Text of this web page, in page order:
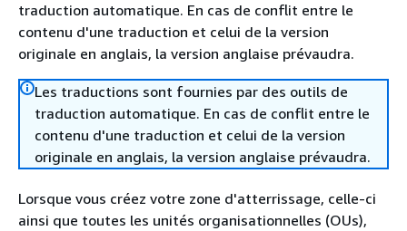
traduction automatique. En cas de conflit entre le
contenu d'une traduction et celui de la version
originale en anglais, la version anglaise prévaudra.
Les traductions sont fournies par des outils de
traduction automatique. En cas de conflit entre le
contenu d'une traduction et celui de la version
originale en anglais, la version anglaise prévaudra.
Lorsque vous créez votre zone d'atterrissage, celle-ci
ainsi que toutes les unités organisationnelles (OUs),